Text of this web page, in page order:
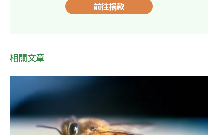
前往捐款
相關文章